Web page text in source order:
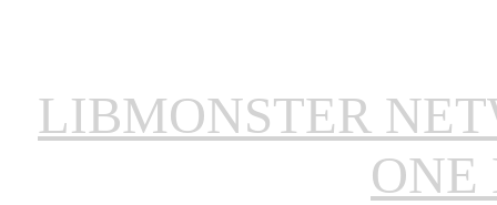
LIBMONSTER
ONE